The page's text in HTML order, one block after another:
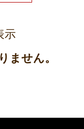
示
ません。